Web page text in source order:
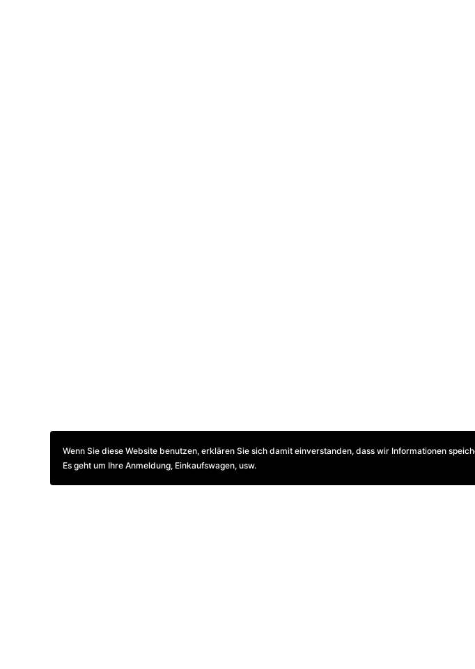
Wenn Sie diese Website benutzen, erklären Sie sich damit einverstanden, dass wir Informationen
Es geht um Ihre Anmeldung, Einkaufswagen, usw.